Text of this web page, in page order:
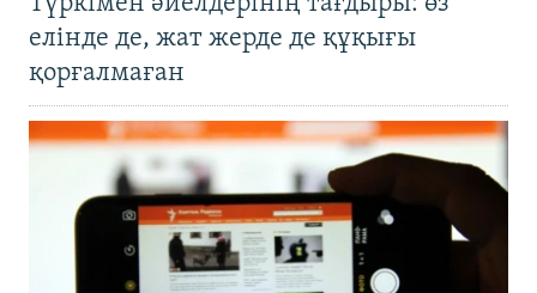
елінде де, жат жерде де құқығы
қорғалмаған